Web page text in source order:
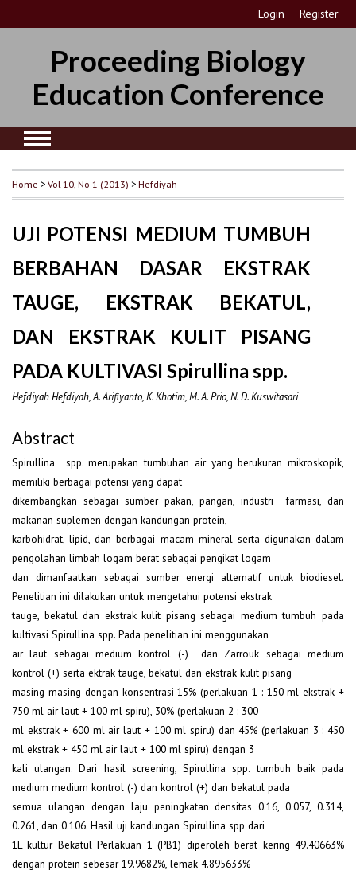
Login Register
Proceeding Biology
Education Conference
Home >Vol 10, No 1 (2013) >Hefdiyah
UJI POTENSI MEDIUM TUMBUH
BERBAHAN DASAR EKSTRAK
TAUGE, EKSTRAK BEKATUL,
DAN EKSTRAK KULIT PISANG
PADA KULTIVASI Spirullina spp.
Hefdiyah Hefdiyah, A. Arifiyanto, K. Khotim, M. A. Prio, N. D. Kuswitasari
Abstract
Spirullina spp. merupakan tumbuhan air yang berukuran mikroskopik,
memiliki berbagai potensi yang dapat
dikembangkan sebagai sumber pakan, pangan, industri farmasi, dan
makanan suplemen dengan kandungan protein,
karbohidrat, lipid, dan berbagai macam mineral serta digunakan dalam
pengolahan limbah logam berat sebagai pengikat logam
dan dimanfaatkan sebagai sumber energi alternatif untuk biodiesel.
Penelitian ini dilakukan untuk mengetahui potensi ekstrak
tauge, bekatul dan ekstrak kulit pisang sebagai medium tumbuh pada
kultivasi Spirullina spp. Pada penelitian ini menggunakan
air laut sebagai medium kontrol (-) dan Zarrouk sebagai medium
kontrol (+) serta ektrak tauge, bekatul dan ekstrak kulit pisang
masing-masing dengan konsentrasi 15% (perlakuan 1 : 150 ml ekstrak +
750 ml air laut + 100 ml spiru), 30% (perlakuan 2 : 300
ml ekstrak + 600 ml air laut + 100 ml spiru) dan 45% (perlakuan 3 : 450
ml ekstrak + 450 ml air laut + 100 ml spiru) dengan 3
kali ulangan. Dari hasil screening, Spirullina spp. tumbuh baik pada
medium medium kontrol (-) dan kontrol (+) dan bekatul pada
semua ulangan dengan laju peningkatan densitas 0.16, 0.057, 0.314,
0.261, dan 0.106. Hasil uji kandungan Spirullina spp dari
1L kultur Bekatul Perlakuan 1 (PB1) diperoleh berat kering 49.40663%
dengan protein sebesar 19.9682%, lemak 4.895633%